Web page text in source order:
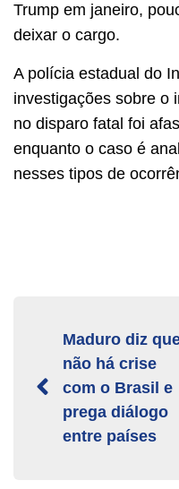
Trump em janeiro,
deixar o cargo.
A polícia estadual do
investigações sobre o
no disparo fatal foi
enquanto o caso é
nesses tipos de
Maduro diz
não há crise
com o Brasil e
prega diálogo
entre países